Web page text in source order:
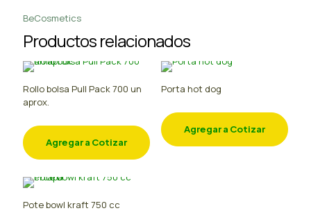
BeCosmetics
Productos relacionados
Rollo bolsa Pull Pack 700 un
aprox.
Agregar a Cotizar
Porta hot dog
Agregar a Cotizar
Pote bowl kraft 750 cc